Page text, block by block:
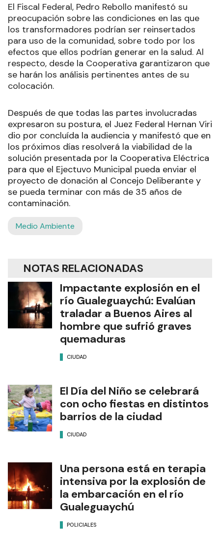
El Fiscal Federal, Pedro Rebollo manifestó su
preocupación sobre las condiciones en las que
los transformadores podrían ser reinsertados
para uso de la comunidad, sobre todo por los
efectos que ellos podrían generar en la salud. Al
respecto, desde la Cooperativa garantizaron que
se harán los análisis pertinentes antes de su
colocación.
Después de que todas las partes involucradas
expresaron su postura, el Juez Federal Hernan Viri
dio por concluída la audiencia y manifestó que en
los próximos días resolverá la viabilidad de la
solución presentada por la Cooperativa Eléctrica
para que el Ejectuvo Municipal pueda enviar el
proyecto de donación al Concejo Deliberante y
se pueda terminar con más de 35 años de
contaminación.
Medio Ambiente
NOTAS RELACIONADAS
Impactante explosión en el
río Gualeguaychú: Evalúan
traladar a Buenos Aires al
hombre que sufrió graves
quemaduras
CIUDAD
El Día del Niño se celebrará
con ocho fiestas en distintos
barrios de la ciudad
CIUDAD
Una persona está en terapia
intensiva por la explosión de
la embarcación en el río
Gualeguaychú
POLICIALES